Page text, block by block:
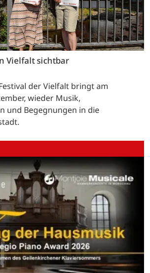
Vielfalt sichtbar
der Vielfalt bringt am
wieder Musik,
und Begegnungen in die